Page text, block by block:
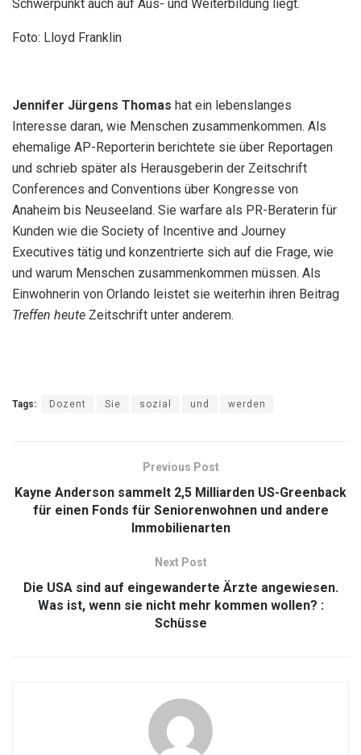
Schwerpunkt auch auf Aus- und Weiterbildung liegt.
Foto: Lloyd Franklin
Jennifer Jürgens Thomas hat ein lebenslanges
Interesse daran, wie Menschen zusammenkommen. Als
ehemalige AP-Reporterin berichtete sie über Reportagen
und schrieb später als Herausgeberin der Zeitschrift
Conferences and Conventions über Kongresse von
Anaheim bis Neuseeland. Sie warfare als PR-Beraterin für
Kunden wie die Society of Incentive and Journey
Executives tätig und konzentrierte sich auf die Frage, wie
und warum Menschen zusammenkommen müssen. Als
Einwohnerin von Orlando leistet sie weiterhin ihren Beitrag
Treffen heute Zeitschrift unter anderem.
Tags: Dozent Sie sozial und werden
Previous Post
Kayne Anderson sammelt 2,5 Milliarden US-Greenback
für einen Fonds für Seniorenwohnen und andere
Immobilienarten
Next Post
Die USA sind auf eingewanderte Ärzte angewiesen.
Was ist, wenn sie nicht mehr kommen wollen? :
Schüsse